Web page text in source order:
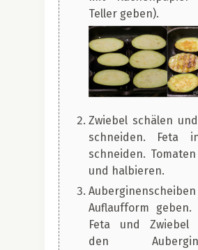
Teller geben).
Zwiebel schälen
schneiden. Feta
schneiden.
und halbieren.
Auflaufform geben.
Feta und Zwiebel
den